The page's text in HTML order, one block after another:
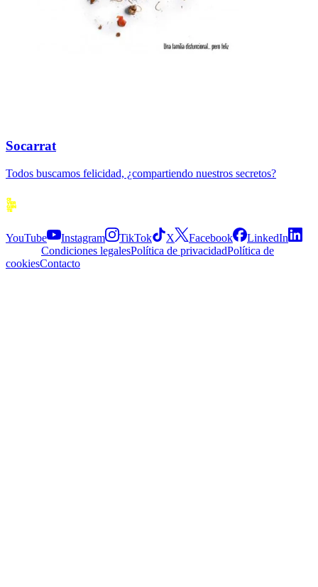
Socarrat
Todos buscamos felicidad, ¿compartiendo nuestros secretos?
YouTube
Instagram TikTok X Facebook
LinkedIn
Condiciones legalesPolítica de privacidadPolítica de
cookiesContacto